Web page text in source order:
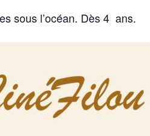
sous l’océan. Dès 4 ans.